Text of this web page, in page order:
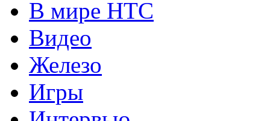
В мире HTC
Видео
Железо
Игры